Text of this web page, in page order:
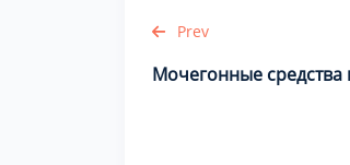
Prev
Мочегонные средства